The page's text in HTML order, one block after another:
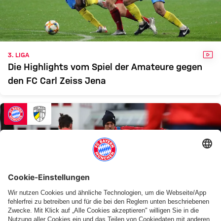
Zum Spielbericht
3. LIGA
Die Highlights vom Spiel der Amateure gegen
den FC Carl Zeiss Jena